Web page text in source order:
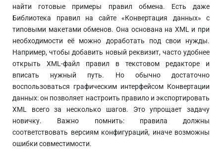
найти готовые примеры правил обмена. Есть даже
Библиотека правил на сайте «Конвертация данных» с
типовыми макетами обменов. Она основана на XML и при
необходимости её можно доработать под свои нужды.
Например, чтобы добавить новый реквизит, часто удобнее
открыть XML-файл правил в текстовом редакторе и
вписать нужный путь. Но обычно достаточно
воспользоваться графическим интерфейсом Конвертации
данных: он позволяет настроить правило и экспортировать
XML всего за несколько шагов. Это упрощает задачу
новичку. Важно помнить: правила должны
соответствовать версиям конфигураций, иначе возможны
ошибки совместимости.